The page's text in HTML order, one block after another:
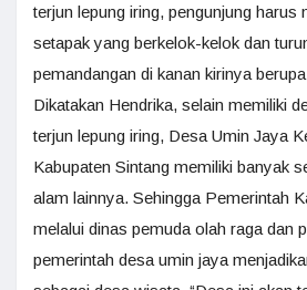
terjun lepung iring, pengunjung harus
setapak yang berkelok-kelok dan
pemandangan di kanan kirinya
Dikatakan Hendrika, selain memiliki
terjun lepung iring, Desa Umin Jaya
Kabupaten Sintang memiliki banyak
alam lainnya. Sehingga Pemerintah
melalui dinas pemuda olah raga dan
pemerintah desa umin jaya